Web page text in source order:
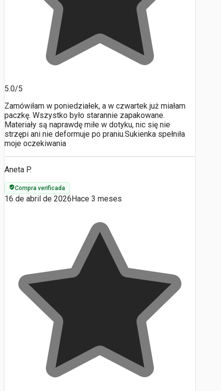
5.0/5
Zamówiłam w poniedziałek, a w czwartek już miałam
paczkę. Wszystko było starannie zapakowane.
Materiały są naprawdę miłe w dotyku, nic się nie
strzępi ani nie deformuje po praniu.Sukienka spełniła
moje oczekiwania
Aneta P.
Compra verificada
16 de abril de 2026Hace 3 meses